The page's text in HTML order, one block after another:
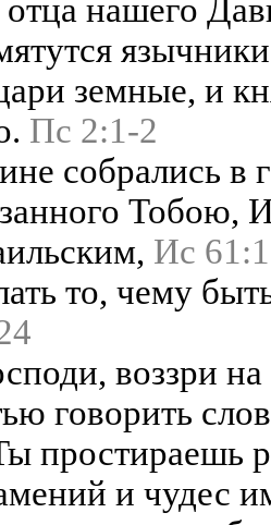
нашего
земные, и
Пс 2:1-2
собрались в
Тобою,
Ис
то, чему
воззри
говорить
простираешь
и чудес